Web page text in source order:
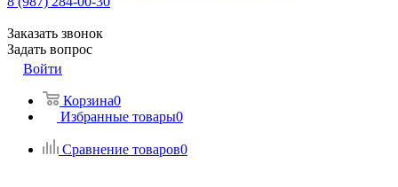
Заказать звонок
Задать вопрос
Войти
Корзина0
Избранные товары0
Сравнение товаров0